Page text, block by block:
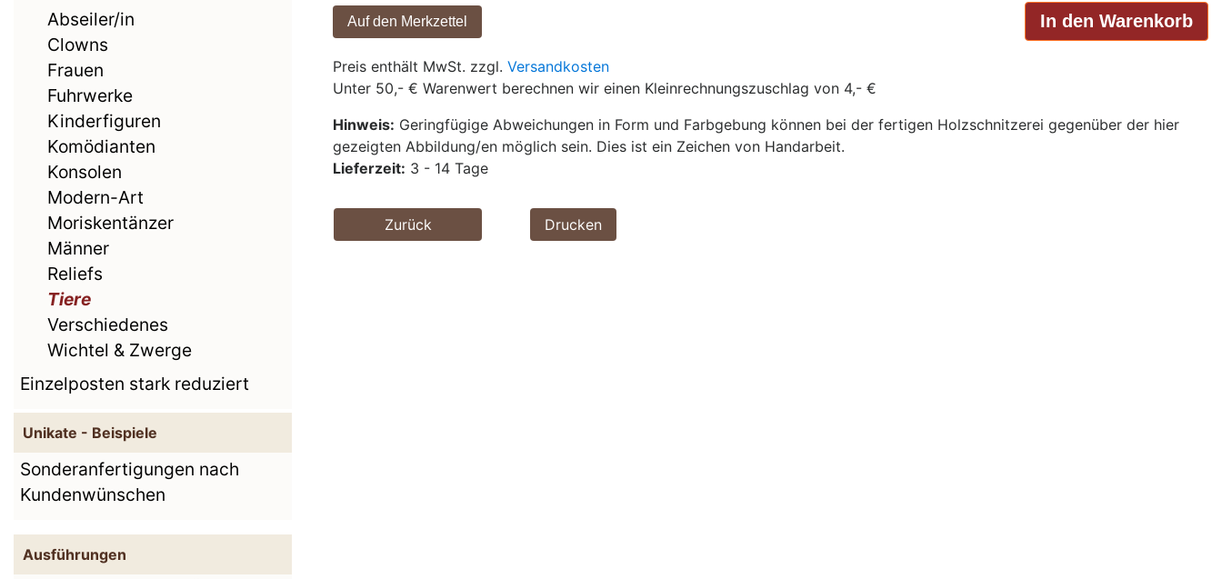
Abseiler/in
Clowns
Frauen
Fuhrwerke
Kinderfiguren
Komödianten
Konsolen
Modern-Art
Moriskentänzer
Männer
Reliefs
Tiere
Verschiedenes
Wichtel & Zwerge
Einzelposten stark reduziert
Unikate - Beispiele
Sonderanfertigungen nach
Kundenwünschen
Ausführungen
Preis enthält MwSt. zzgl. Versandkosten
Unter 50,- € Warenwert berechnen wir einen Kleinrechnungszuschlag von 4,- €
Hinweis: Geringfügige Abweichungen in Form und Farbgebung können bei der fertigen Holzschnitzerei gegenüber der hier
gezeigten Abbildung/en möglich sein. Dies ist ein Zeichen von Handarbeit.
Lieferzeit: 3 - 14 Tage
Zurück Drucken